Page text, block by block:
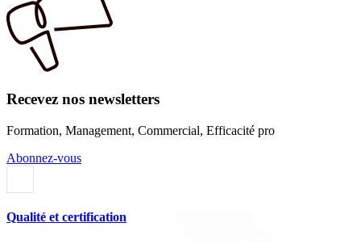
Recevez nos newsletters
Formation, Management, Commercial, Efficacité pro
Abonnez-vous
Qualité et certification